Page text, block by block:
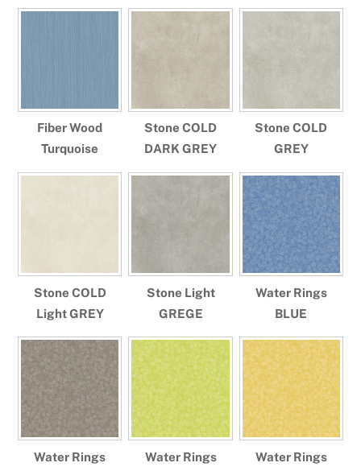
Fiber Wood
Turquoise
Stone COLD
DARK GREY
Stone COLD
GREY
Stone COLD
Light GREY
Stone Light
GREGE
Water Rings
BLUE
Water Rings
Water Rings
Water Rings